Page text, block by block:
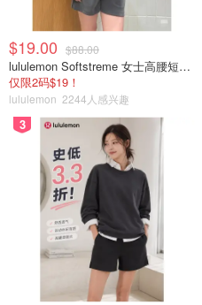
$19.00 $88.00
lululemon Softstreme 女士高腰短裤 10cm
仅限2码$19！
lululemon 2244人感兴趣
3